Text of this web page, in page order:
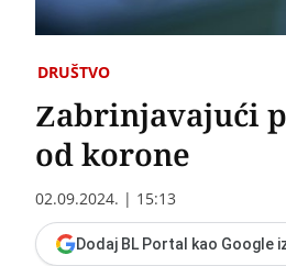
DRUŠTVO
Zabrinjavajući
od korone
02.09.2024. | 15:13
Dodaj BL Portal kao Google